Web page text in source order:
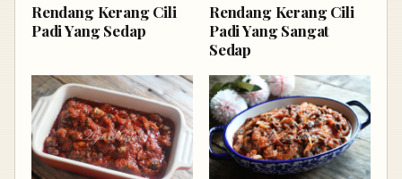
Rendang Kerang Cili
Padi Yang Sedap
Rendang Kerang Cili
Padi Yang Sangat
Sedap